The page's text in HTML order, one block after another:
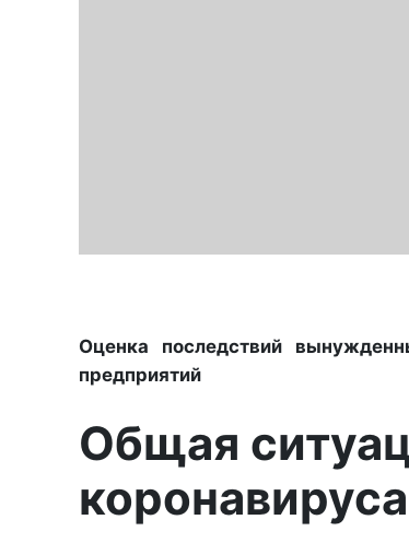
Оценка последствий
предприятий
Общая